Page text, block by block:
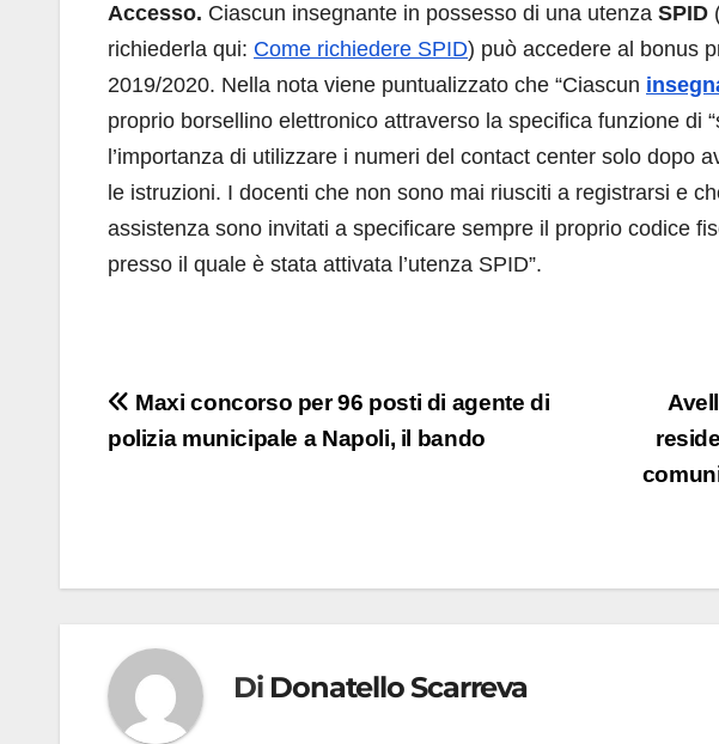
Accesso. Ciascun insegnante in possesso di una utenza SPID
richiederla qui: Come richiedere SPID) può accedere al bonus
2019/2020. Nella nota viene puntualizzato che “Ciascun
proprio borsellino elettronico attraverso la specifica funzione di
l’importanza di utilizzare i numeri del contact center solo dopo
le istruzioni. I docenti che non sono mai riusciti a registrarsi e
assistenza sono invitati a specificare sempre il proprio codice
presso il quale è stata attivata l’utenza SPID”.
Navigazione
articoli
Maxi concorso per 96 posti di agente di
polizia municipale a Napoli, il bando
Di Donatello Scarreva